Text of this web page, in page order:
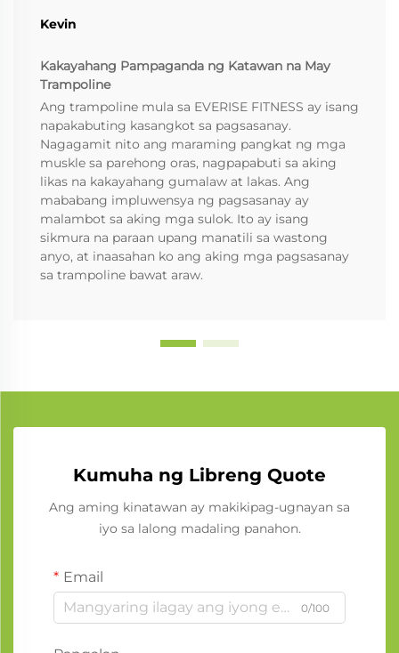
Kevin
Kakayahang Pampaganda ng Katawan na May
Trampoline
Ang trampoline mula sa EVERISE FITNESS ay isang
napakabuting kasangkot sa pagsasanay.
Nagagamit nito ang maraming pangkat ng mga
muskle sa parehong oras, nagpapabuti sa aking
likas na kakayahang gumalaw at lakas. Ang
mababang impluwensya ng pagsasanay ay
malambot sa aking mga sulok. Ito ay isang
sikmura na paraan upang manatili sa wastong
anyo, at inaasahan ko ang aking mga pagsasanay
sa trampoline bawat araw.
Kumuha ng Libreng Quote
Ang aming kinatawan ay makikipag-ugnayan sa
iyo sa lalong madaling panahon.
Email
0/100